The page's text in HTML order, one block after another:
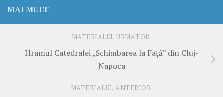
MAI MULT
MATERIALUL URMĂTOR
Hramul Catedralei „Schimbarea la Față” din Cluj-
Napoca
MATERIALUL ANTERIOR